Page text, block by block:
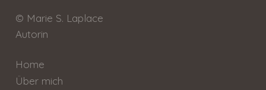
© Marie S. Laplace
Autorin
Home
Über mich